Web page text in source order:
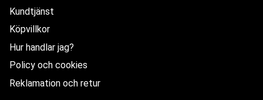
Kundtjänst
Köpvillkor
Hur handlar jag?
Policy och cookies
Reklamation och retur